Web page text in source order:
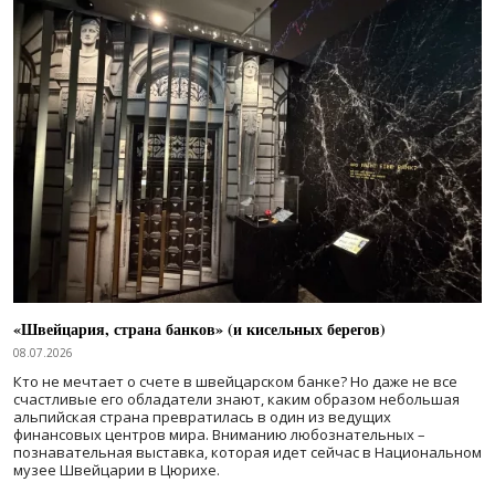
«Швейцария, страна банков» (и кисельных берегов)
08.07.2026
Кто не мечтает о счете в швейцарском банке? Но даже не все
счастливые его обладатели знают, каким образом небольшая
альпийская страна превратилась в один из ведущих
финансовых центров мира. Вниманию любознательных –
познавательная выставка, которая идет сейчас в Национальном
музее Швейцарии в Цюрихе.